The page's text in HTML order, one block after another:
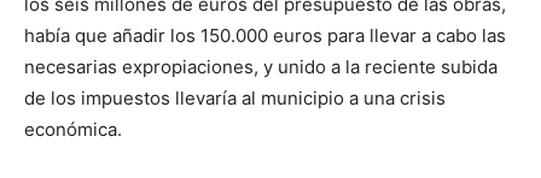
los seis millones de euros del presupuesto de las obras,
había que añadir los 150.000 euros para llevar a cabo las
necesarias expropiaciones, y unido a la reciente subida
de los impuestos llevaría al municipio a una crisis
económica.